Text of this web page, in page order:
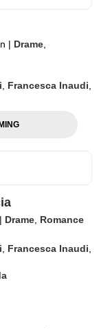
| Drame
Francesca Inaudi
| Drame Romance
Francesca Inaudi